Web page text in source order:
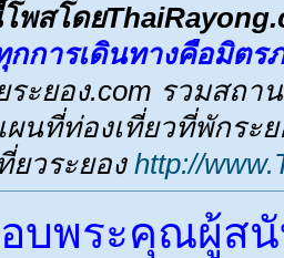
พสโดย
กการเดินทางคือมิตร
ระยอง.com รวมสถ
นที่ท่องเที่ยวที่พักระ
ยวระยอง http://
บพระคุณผู้สนั